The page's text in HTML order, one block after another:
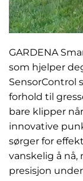
GARDENA
som hjelper
SensorControl
forhold til
bare klipper
innovative
sørger for
vanskelig å
presisjon